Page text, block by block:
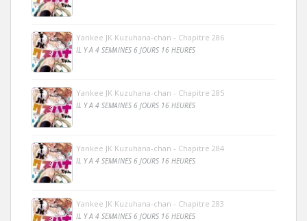
Yankee JK Kuzuhana-chan - Chapitre 286
IL Y A 4 SEMAINES 6 JOURS 16 HEURES
Yankee JK Kuzuhana-chan - Chapitre 285
IL Y A 4 SEMAINES 6 JOURS 16 HEURES
Yankee JK Kuzuhana-chan - Chapitre 284
IL Y A 4 SEMAINES 6 JOURS 16 HEURES
Yankee JK Kuzuhana-chan - Chapitre 283
IL Y A 4 SEMAINES 6 JOURS 16 HEURES